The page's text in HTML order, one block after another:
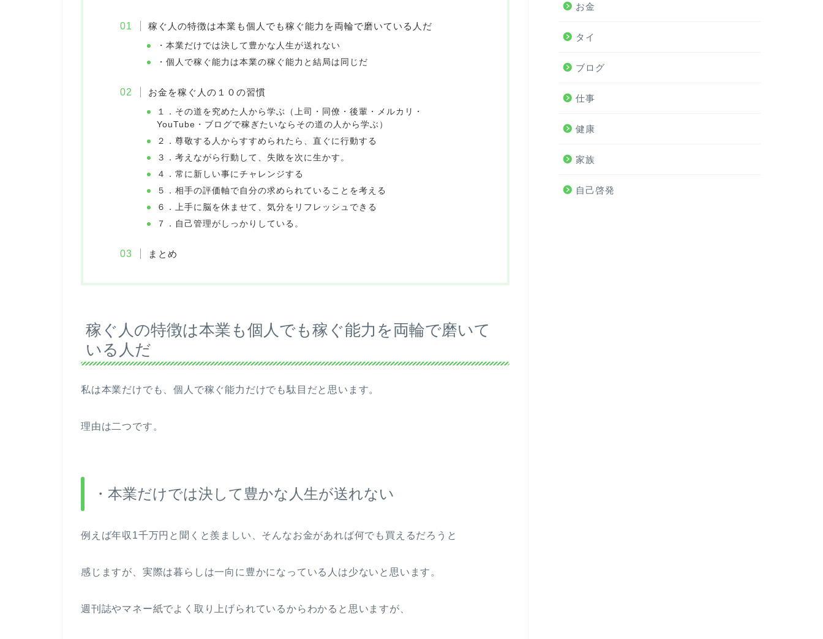
稼ぐ人の特徴は本業も個人でも稼ぐ能力を両輪で磨いている人だ
・本業だけでは決して豊かな人生が送れない
・個人で稼ぐ能力は本業の稼ぐ能力と結局は同じだ
お金を稼ぐ人の１０の習慣
１．その道を究めた人から学ぶ（上司・同僚・後輩・メルカリ・
YouTube・ブログで稼ぎたいならその道の人から学ぶ）
２．尊敬する人からすすめられたら、直ぐに行動する
３．考えながら行動して、失敗を次に生かす。
４．常に新しい事にチャレンジする
５．相手の評価軸で自分の求められていることを考える
６．上手に脳を休ませて、気分をリフレッシュできる
７．自己管理がしっかりしている。
まとめ
稼ぐ人の特徴は本業も個人でも稼ぐ能力を両輪で磨いて
いる人だ
私は本業だけでも、個人で稼ぐ能力だけでも駄目だと思います。
理由は二つです。
・本業だけでは決して豊かな人生が送れない
例えば年収1千万円と聞くと羨ましい、そんなお金があれば何でも買えるだろうと
感じますが、実際は暮らしは一向に豊かになっている人は少ないと思います。
週刊誌やマネー紙でよく取り上げられているからわかると思いますが、
お金
タイ
ブログ
仕事
健康
家族
自己啓発